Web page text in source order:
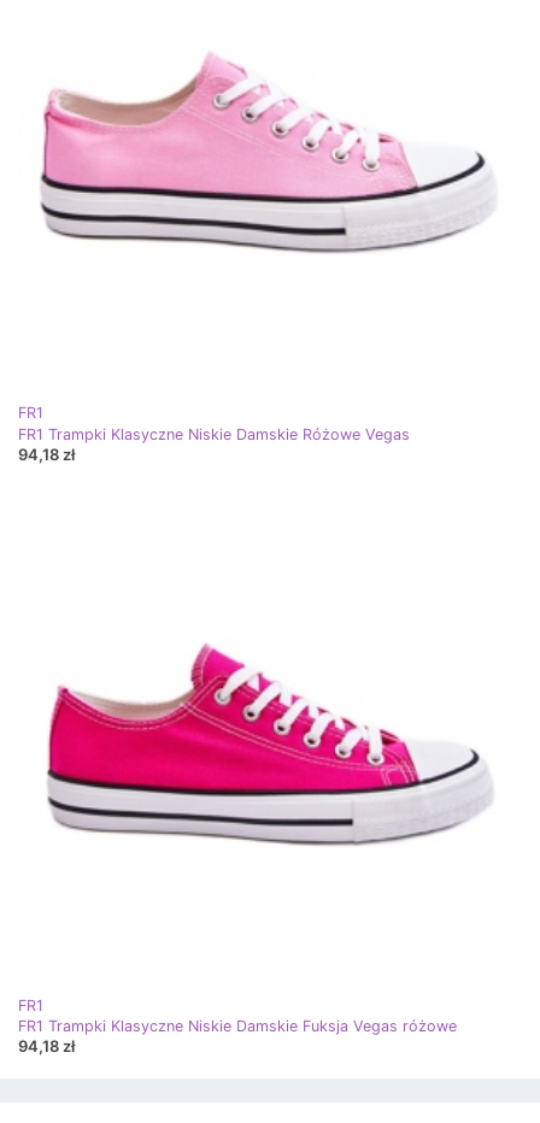
FR1
FR1 Trampki Klasyczne Niskie Damskie Różowe Vegas
94,18 zł
FR1
FR1 Trampki Klasyczne Niskie Damskie Fuksja Vegas różowe
94,18 zł